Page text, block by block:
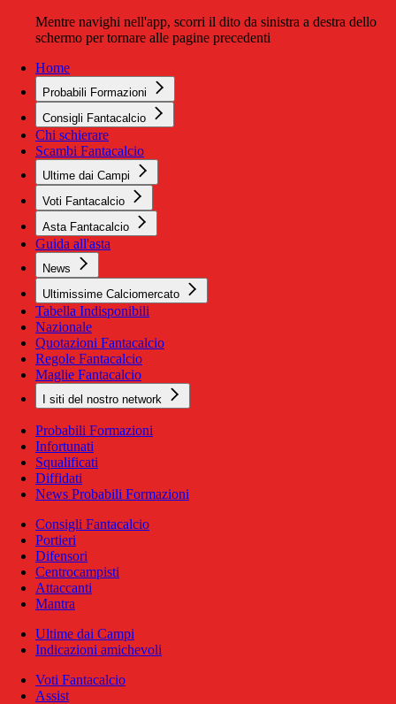
Mentre navighi nell'app, scorri il dito da sinistra a destra dello
schermo per tornare alle pagine precedenti
Home
Probabili Formazioni
Consigli Fantacalcio
Chi schierare
Scambi Fantacalcio
Ultime dai Campi
Voti Fantacalcio
Asta Fantacalcio
Guida all'asta
News
Ultimissime Calciomercato
Tabella Indisponibili
Nazionale
Quotazioni Fantacalcio
Regole Fantacalcio
Maglie Fantacalcio
I siti del nostro network
Probabili Formazioni
Infortunati
Squalificati
Diffidati
News Probabili Formazioni
Consigli Fantacalcio
Portieri
Difensori
Centrocampisti
Attaccanti
Mantra
Ultime dai Campi
Indicazioni amichevoli
Voti Fantacalcio
Assist